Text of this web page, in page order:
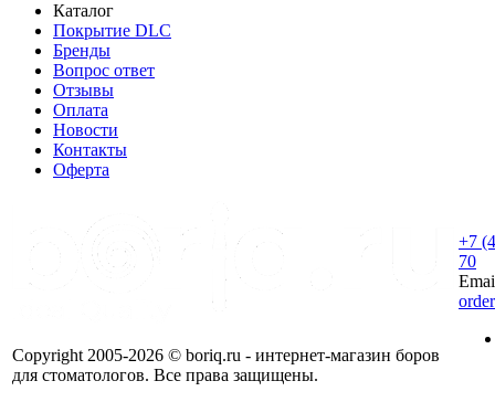
Каталог
Покрытие DLC
Бренды
Вопрос ответ
Отзывы
Оплата
Новости
Контакты
Оферта
Copyright 2005-2026 © boriq.ru - интернет-магазин боров
для стоматологов. Все права защищены.
+7
70